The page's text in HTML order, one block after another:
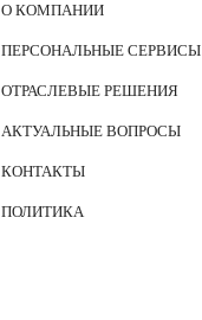
О КОМПАНИИ
ПЕРСОНАЛЬНЫЕ СЕРВИСЫ
ОТРАСЛЕВЫЕ РЕШЕНИЯ
АКТУАЛЬНЫЕ ВОПРОСЫ
КОНТАКТЫ
ПОЛИТИКА